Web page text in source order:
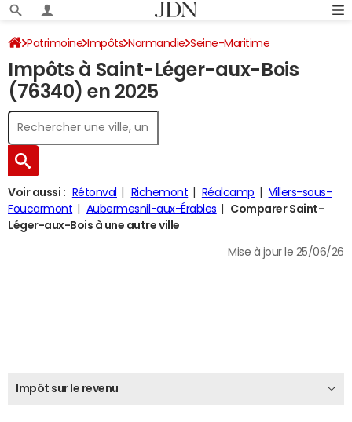
Patrimoine Impôts Normandie Seine-Maritime
Saint-Léger-aux-Bois Impôt sur le revenu
Impôts à Saint-Léger-aux-Bois
(76340) en 2025
Voir aussi : Rétonval Richemont Réalcamp
Villers-sous-
Foucarmont
Aubermesnil-aux-Érables
Comparer Saint-
Léger-aux-Bois à une autre ville
Mise à jour le 25/06/26
Impôt sur le revenu